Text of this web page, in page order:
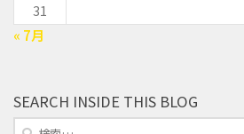
31
« 7月
SEARCH INSIDE THIS BLOG
検